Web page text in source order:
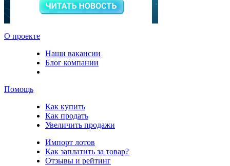
О проекте
Наши вакансии
Блог компании
Помощь
Как купить
Как продать
Увеличить продажи
Импорт лотов
Как заплатить за товар?
Отзывы и рейтинг